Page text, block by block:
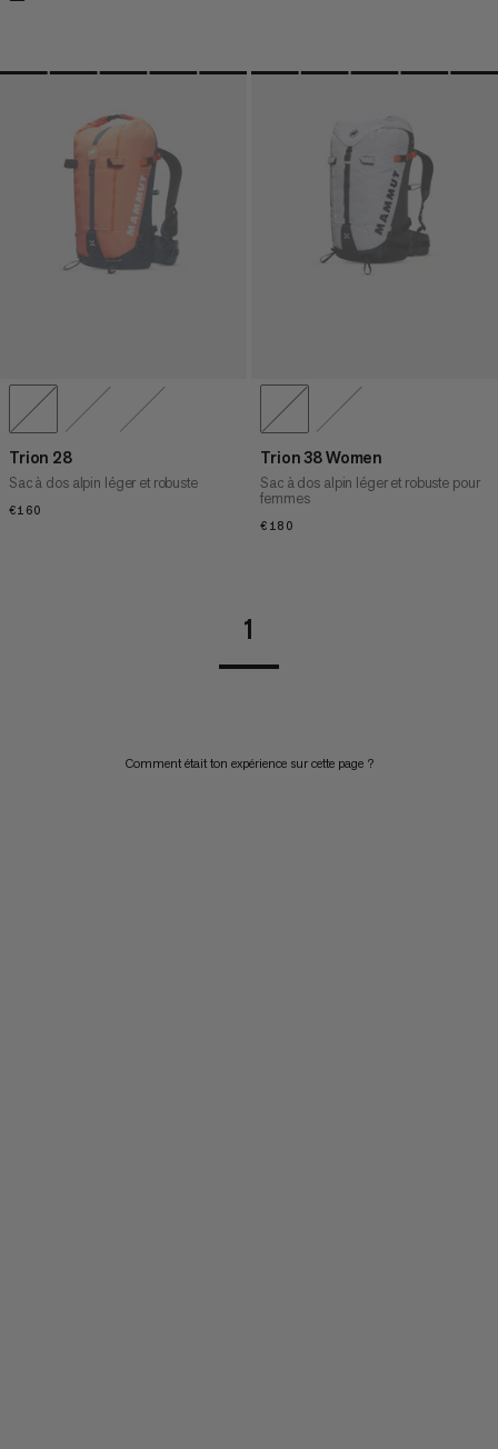
Trion 28
Sac à dos alpin léger et robuste
€160
Trion 38 Women
Sac à dos alpin léger et robuste pour
femmes
€180
1
Comment était ton expérience sur cette page ?